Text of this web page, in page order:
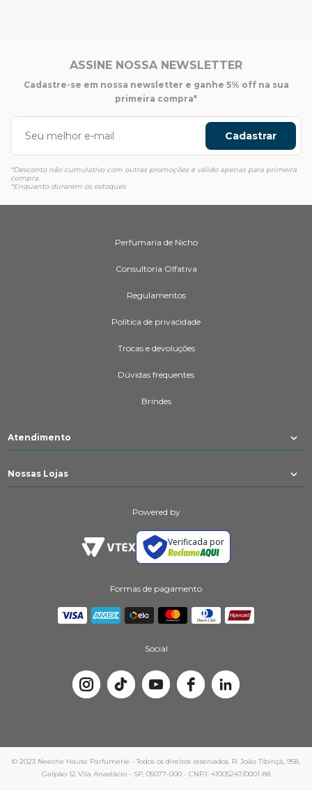
ASSINE NOSSA NEWSLETTER
Cadastre-se em nossa newsletter e ganhe 5% off na sua
primeira compra*
Cadastrar
*Desconto não cumulativo com outras promoções e válido apenas para primeira
compra.
*Enquanto durarem os estoques
Perfumaria de Nicho
Consultoria Olfativa
Regulamentos
Política de privacidade
Trocas e devoluções
Dúvidas frequentes
Brindes
Atendimento
Nossas Lojas
Powered by
Verificada por
Formas de pagamento
Social
© 2023 Neeche Haute Parfumerie - Todos os direitos reservados. R. João Tibiriçá, 958,
Galpão 12 Vila Anastácio - SP, 05077-000 - CNPJ: 41005247/0001-88